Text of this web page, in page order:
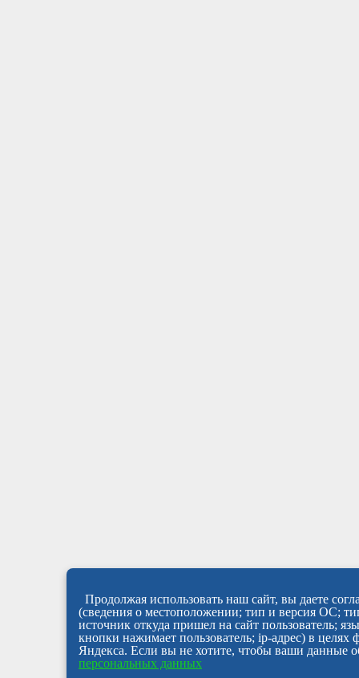
Продолжая использовать наш сайт, вы даете
(сведения о местоположении; тип и версия ОС;
источник откуда пришел на сайт пользователь;
кнопки нажимает пользователь; ip-адрес) в
Яндекса. Если вы не хотите, чтобы ваши данные
персональных данных